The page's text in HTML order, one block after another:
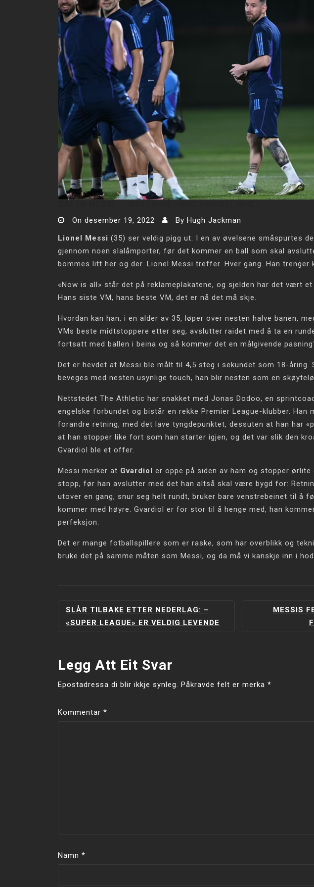
On desember 19, 2022 By Hugh Jackman
Lionel Messi (35) ser veldig pigg ut. I en av øvelsene småspurtes
gjennom noen slalåmporter, før det kommer en ball som skal
bommes litt her og der. Lionel Messi treffer. Hver gang. Han trenger
«Now is all» står det på reklameplakatene, og sjelden har det vært
Hans siste VM, hans beste VM, det er nå det må skje.
Hvordan kan han, i en alder av 35, løper over nesten halve banen,
VMs beste midtstoppere etter seg, avslutter raidet med å ta en
fortsatt med ballen i beina og så kommer det en målgivende
Det er hevdet at Messi ble målt til 4,5 steg i sekundet som 18-åring.
beveges med nesten usynlige touch, han blir nesten som en
Nettstedet The Athletic har snakket med Jonas Dodoo, en
engelske forbundet og bistår en rekke Premier League-klubber. Han
forandre retning, med det lave tyngdepunktet, dessuten at han har
at han stopper like fort som han starter igjen, og det var slik den
Gvardiol ble et offer.
Messi merker at Gvardiol er oppe på siden av ham og stopper
stopp, før han avslutter med det han altså skal være bygd for:
utover en gang, snur seg helt rundt, bruker bare venstrebeinet til å
kommer med høyre. Gvardiol er for stor til å henge med, han
perfeksjon.
Det er mange fotballspillere som er raske, som har overblikk og
bruke det på samme måten som Messi, og da må vi kanskje inn i
INNLEGGSNAVIGERING
SLÅR TILBAKE ETTER NEDERLAG: –
«SUPER LEAGUE» ER VELDIG LEVENDE
MESSIS
Legg Att Eit Svar
Epostadressa di blir ikkje synleg. Påkravde felt er merka *
Kommentar *
Namn *